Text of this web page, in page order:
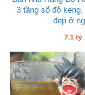
3 tầng sổ đỏ
đẹp ở
7.1 tỷ